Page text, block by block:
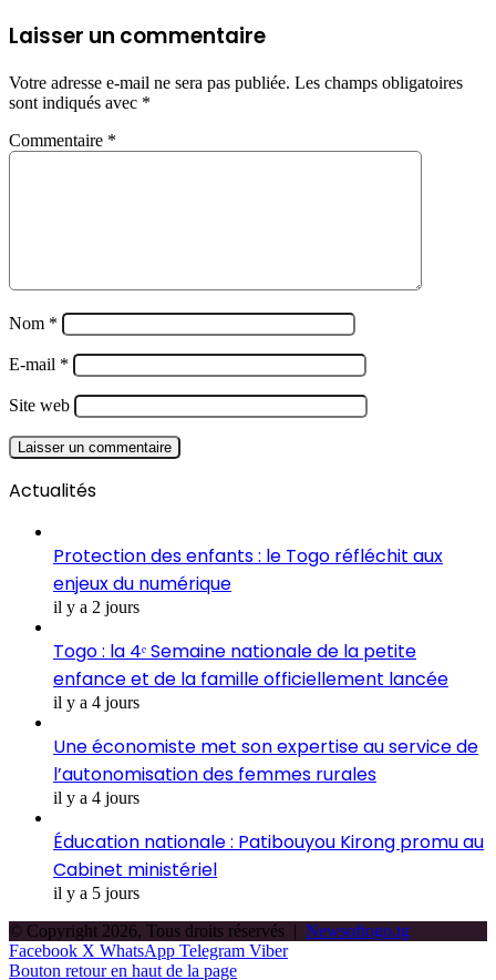
Laisser un commentaire
Votre adresse e-mail ne sera pas publiée. Les champs obligatoires
sont indiqués avec *
Commentaire *
Nom *
E-mail *
Site web
Actualités
Protection des enfants : le Togo réfléchit aux
enjeux du numérique
il y a 2 jours
Togo : la 4ᵉ Semaine nationale de la petite
enfance et de la famille officiellement lancée
il y a 4 jours
Une économiste met son expertise au service de
l’autonomisation des femmes rurales
il y a 4 jours
Éducation nationale : Patibouyou Kirong promu au
Cabinet ministériel
il y a 5 jours
© Copyright 2026, Tous droits réservés | Newsoftogo.tg
Facebook X WhatsApp Telegram Viber
Bouton retour en haut de la page